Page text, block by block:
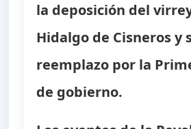
la deposición del
Hidalgo de Cisneros y
reemplazo por la
de gobierno.